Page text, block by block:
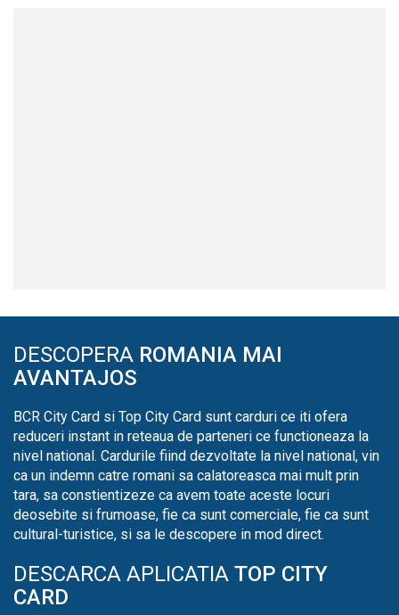
DESCOPERA ROMANIA MAI
AVANTAJOS
BCR City Card si Top City Card sunt carduri ce iti ofera
reduceri instant in reteaua de parteneri ce functioneaza la
nivel national. Cardurile fiind dezvoltate la nivel national, vin
ca un indemn catre romani sa calatoreasca mai mult prin
tara, sa constientizeze ca avem toate aceste locuri
deosebite si frumoase, fie ca sunt comerciale, fie ca sunt
cultural-turistice, si sa le descopere in mod direct.
DESCARCA APLICATIA TOP CITY
CARD